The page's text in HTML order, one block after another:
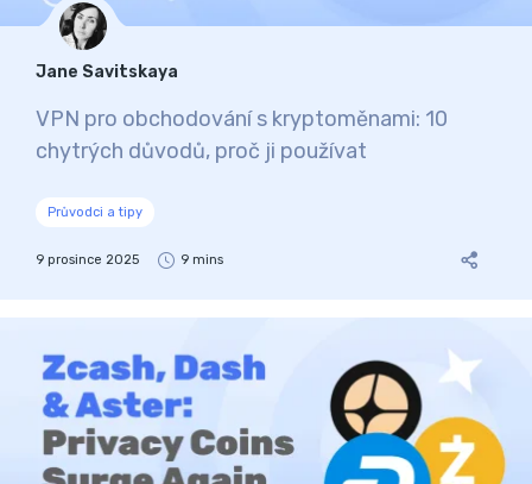
Jane Savitskaya
VPN pro obchodování s kryptoměnami: 10
chytrých důvodů, proč ji používat
Průvodci a tipy
9 prosince 2025 9 mins